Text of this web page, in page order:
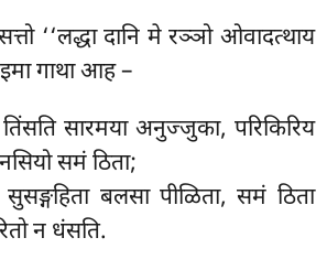
‘‘लद्धा दानि मे रञ्ञो ओवादत्थाय
इमा गाथा आह –
तिंसति सारमया अनुज्जुका, परिकिरिय
समं ठिता;
सुसङ्गहिता बलसा पीळिता, समं ठिता
न धंसति.